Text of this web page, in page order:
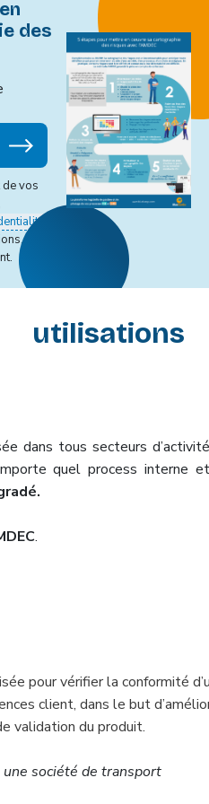
des
vos
Vous
utilisations
dans tous secteurs
quel process interne
.
pour vérifier la conformité
client, dans le but
validation du produit.
une société de transport